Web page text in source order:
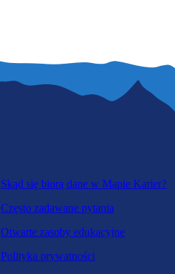
Skąd się biorą dane w Mapie Karier?
Często zadawane pytania
Otwarte zasoby edukacyjne
Polityka prywatności